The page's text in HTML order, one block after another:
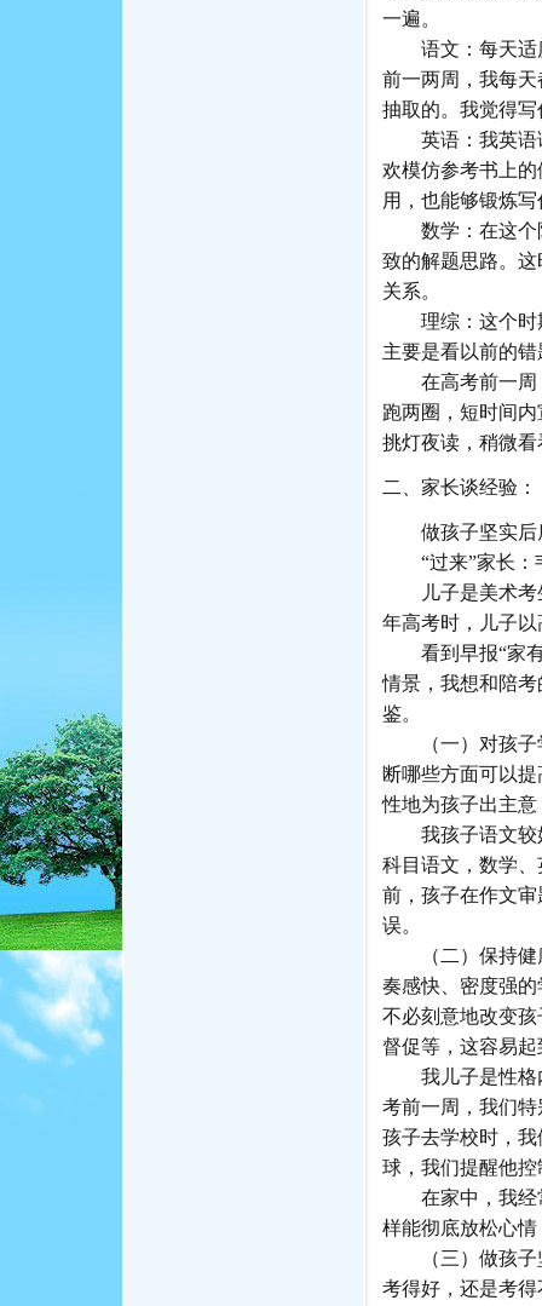
一遍。
语文：每天适度
前一两周，我每
抽取的。我觉得
英语：我英语语
欢模仿参考书上
用，也能够锻炼
数学：在这个阶
致的解题思路。
关系。
理综：这个时期
主要是看以前的
在高考前一周，
跑两圈，短时间
挑灯夜读，稍微
二、家长谈经验：
做孩子坚实后
“过来”家长：
儿子是美术考生
年高考时，儿子
看到早报“家有
情景，我想和陪
鉴。
（一）对孩子学
断哪些方面可以
性地为孩子出主
我孩子语文较好
科目语文，数学
前，孩子在作文
误。
（二）保持健康
奏感快、密度强
不必刻意地改变
督促等，这容易
我儿子是性格内
考前一周，我们
孩子去学校时，
球，我们提醒他
在家中，我经常
样能彻底放松心
（三）做孩子坚
考得好，还是考